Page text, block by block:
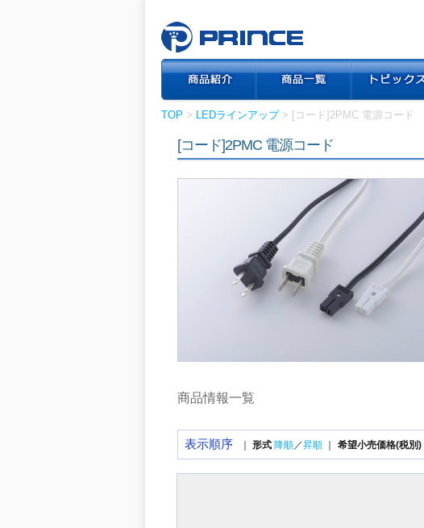
TOP > LEDラインアップ> [コード]2PMC 電源コード
[コード]2PMC 電源コード
商品情報一覧
表示順序 形式 降順／昇順 希望小売価格(税別)